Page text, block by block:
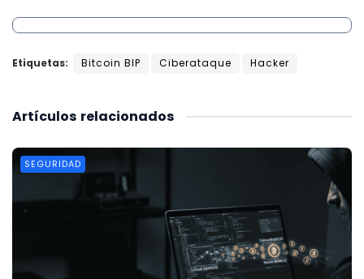
Etiquetas: Bitcoin BIP Ciberataque Hacker
relacionados
Artículos
SEGURIDAD